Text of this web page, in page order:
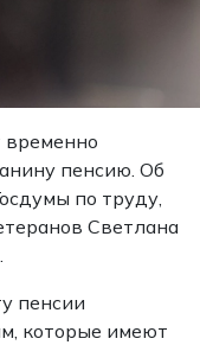
пенсию. Об
по труду,
Светлана
пенсии
которые имеют